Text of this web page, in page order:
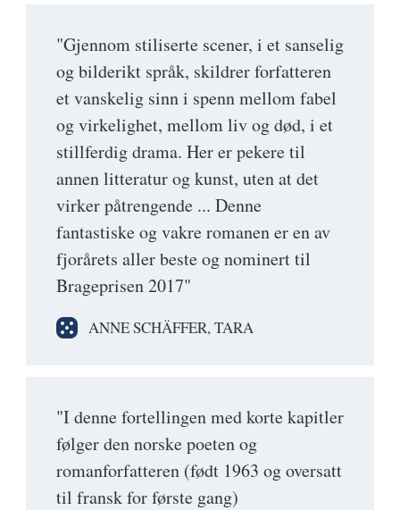
"Gjennom stiliserte scener, i et sanselig
og bilderikt språk, skildrer forfatteren
et vanskelig sinn i spenn mellom fabel
og virkelighet, mellom liv og død, i et
stillferdig drama. Her er pekere til
annen litteratur og kunst, uten at det
virker påtrengende ... Denne
fantastiske og vakre romanen er en av
fjorårets aller beste og nominert til
Brageprisen 2017"
ANNE SCHÄFFER, TARA
"I denne fortellingen med korte kapitler
følger den norske poeten og
romanforfatteren (født 1963 og oversatt
til fransk for første gang)